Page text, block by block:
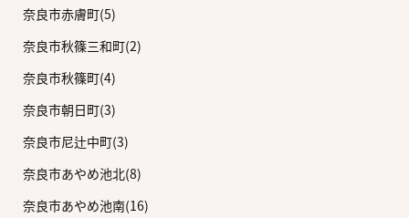
奈良市赤膚町(5)
奈良市秋篠三和町(2)
奈良市秋篠町(4)
奈良市朝日町(3)
奈良市尼辻中町(3)
奈良市あやめ池北(8)
奈良市あやめ池南(16)